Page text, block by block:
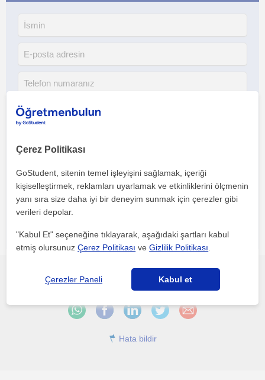
Her iki düğmeye tıklayarak,şartlar ve koşullarımızıile
politikamızıkabul etmiş olursunuz
Bu profili paylaş veya e-posta ile gönder
Hata bildir
Çerez Politikası
GoStudent, sitenin temel işleyişini sağlamak, içeriği
kişiselleştirmek, reklamları uyarlamak ve etkinliklerini ölçmenin
yanı sıra size daha iyi bir deneyim sunmak için çerezler gibi
verileri depolar.
"Kabul Et" seçeneğine tıklayarak, aşağıdaki şartları kabul
etmiş olursunuzÇerez Politikası veGizlilik Politikası
Çerezler Paneli Kabul et